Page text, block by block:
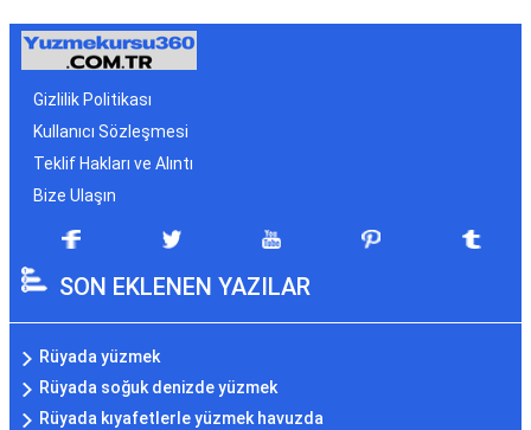
Gizlilik Politikası
Kullanıcı Sözleşmesi
Teklif Hakları ve Alıntı
Bize Ulaşın
SON EKLENEN YAZILAR
Rüyada yüzmek
Rüyada soğuk denizde yüzmek
Rüyada kıyafetlerle yüzmek havuzda